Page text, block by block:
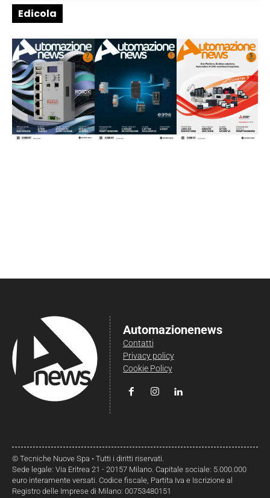
Edicola
Automazionenews
Contatti
Privacy policy
Cookie Policy
© Tecniche Nuove Spa • Tutti i diritti riservati.
Sede legale: Via Eritrea 21 - 20157 Milano. Capitale sociale: 5.000.000
euro interamente versati. Codice fiscale, Partita Iva e Iscrizione al
Registro delle Imprese di Milano: 00753480151